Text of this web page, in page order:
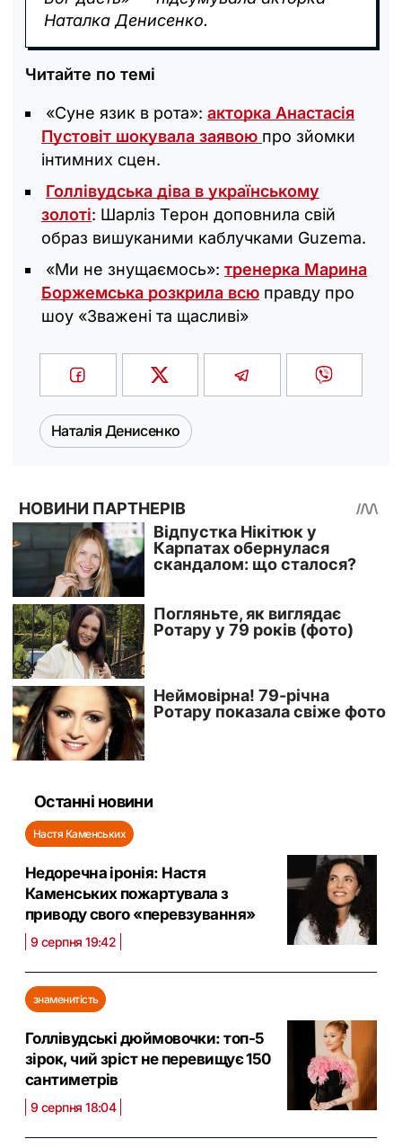
Наталка Денисенко.
Читайте по темі
«Суне язик в рота»: акторка Анастасія
Пустовіт шокувала заявою про зйомки
інтимних сцен.
Голлівудська діва в українському
золоті: Шарліз Терон доповнила свій
образ вишуканими каблучками Guzema.
«Ми не знущаємось‎»: тренерка Марина
Боржемська розкрила всю правду про
шоу «Зважені та щасливі‎»
Наталія Денисенко
Останні новини
Настя Каменських
Недоречна іронія: Настя
Каменських пожартувала з
приводу свого «перевзування»
9 серпня 19:42
знаменитість
Голлівудські дюймовочки: топ-5
зірок, чий зріст не перевищує 150
сантиметрів
9 серпня 18:04